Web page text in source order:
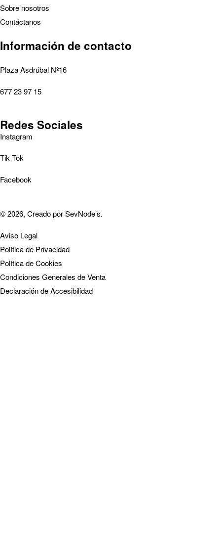
Sobre nosotros
Contáctanos
Información de contacto
Plaza Asdrúbal Nº16
677 23 97 15
Redes Sociales
Instagram
Tik Tok
Facebook
© 2026, Creado porSevNode’s.
Aviso Legal
Política de Privacidad
Política de Cookies
Condiciones Generales de Venta
Declaración de Accesibilidad